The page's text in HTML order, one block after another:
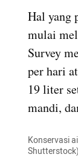
Hal yang
mulai
Survey
per hari
19 liter
mandi,
Konservasi
Shutterstock)